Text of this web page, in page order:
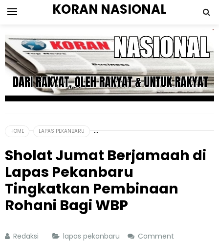
KORAN NASIONAL
HOME LAPAS PEKANBARU
Sholat Jumat Berjamaah di
Lapas Pekanbaru
Tingkatkan Pembinaan
Rohani Bagi WBP
Redaksi lapas pekanbaru Comment